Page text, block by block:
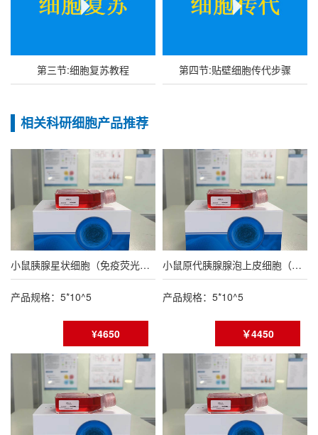
第三节:细胞复苏教程 第四节:贴壁细胞传代步骤
相关科研细胞产品推荐
小鼠胰腺星状细胞（免疫荧光鉴定报告）
产品规格：5*10^5
¥4650
小鼠原代胰腺腺泡上皮细胞（种属鉴定报告）
产品规格：5*10^5
￥4450